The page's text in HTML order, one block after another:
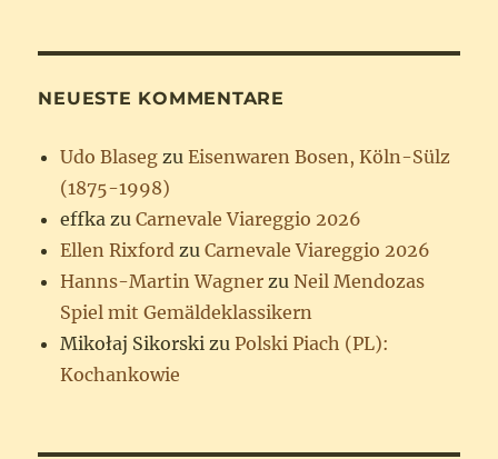
NEUESTE KOMMENTARE
Udo Blaseg zuEisenwaren Bosen, Köln-Sülz
(1875-1998)
effka zuCarnevale Viareggio 2026
Ellen Rixford zuCarnevale Viareggio 2026
Hanns-Martin Wagner zuNeil Mendozas
Spiel mit Gemäldeklassikern
Mikołaj Sikorski zuPolski Piach (PL):
Kochankowie